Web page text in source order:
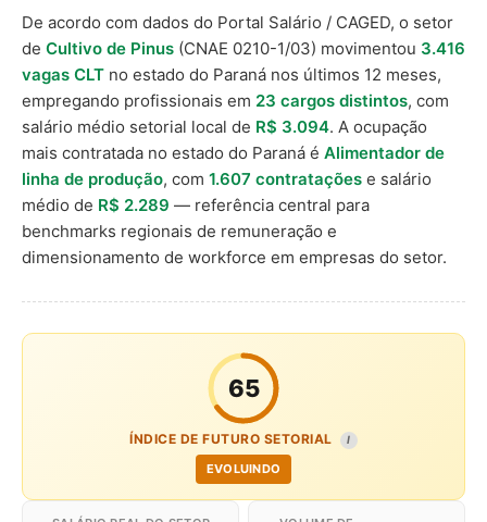
De acordo com dados do Portal Salário / CAGED, o setor
de Cultivo de Pinus (CNAE 0210-1/03) movimentou 3.416
vagas CLT no estado do Paraná nos últimos 12 meses,
empregando profissionais em 23 cargos distintos, com
salário médio setorial local de R$ 3.094. A ocupação
mais contratada no estado do Paraná é Alimentador de
linha de produção, com 1.607 contratações e salário
médio de R$ 2.289 — referência central para
benchmarks regionais de remuneração e
dimensionamento de workforce em empresas do setor.
65
ÍNDICE DE FUTURO SETORIAL I
EVOLUINDO